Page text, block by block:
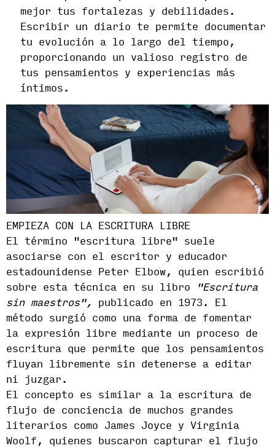
mejor tus fortalezas y debilidades.
Escribir un diario te permite documentar
tu evolución a lo largo del tiempo,
proporcionando un valioso registro de
tus pensamientos y experiencias más
íntimos.
EMPIEZA CON LA ESCRITURA LIBRE
El término "escritura libre" suele
asociarse con el escritor y educador
estadounidense Peter Elbow, quien escribió
sobre esta técnica en su libro
"Escritura
sin maestros",
publicado en 1973. El
método surgió como una forma de fomentar
la expresión libre mediante un proceso de
escritura que permite que los pensamientos
fluyan libremente sin detenerse a editar
ni juzgar.
El concepto es similar a la escritura de
flujo de conciencia de muchos grandes
literarios como James Joyce y Virginia
Woolf, quienes buscaron capturar el flujo